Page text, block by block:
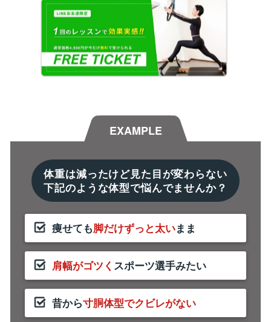
EXAMPLE
体重は減ったけど見た目が変わらない
下記のような体型で悩んでませんか？
痩せても脚だけずっと太いまま
肩幅がゴツく スポーツ選手みたい
昔から寸胴体型でクビレがない